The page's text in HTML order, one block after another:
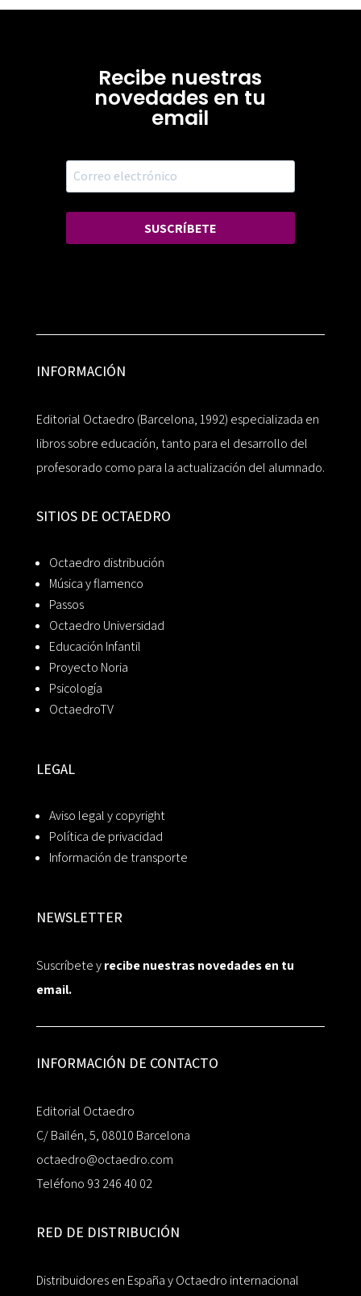
Recibe nuestras
novedades en tu
email
SUSCRÍBETE
INFORMACIÓN
Editorial Octaedro (Barcelona, 1992) especializada en
libros sobre educación, tanto para el desarrollo del
profesorado como para la actualización del alumnado.
SITIOS DE OCTAEDRO
Octaedro distribución
Música y flamenco
Passos
Octaedro Universidad
Educación Infantil
Proyecto Noria
Psicología
OctaedroTV
LEGAL
Aviso legal y copyright
Política de privacidad
Información de transporte
NEWSLETTER
Suscríbete yrecibe nuestras novedades en tu
email.
INFORMACIÓN DE CONTACTO
Editorial Octaedro
C/ Bailén, 5, 08010 Barcelona
octaedro@octaedro.com
Teléfono 93 246 40 02
RED DE DISTRIBUCIÓN
Distribuidores en España y Octaedro internacional